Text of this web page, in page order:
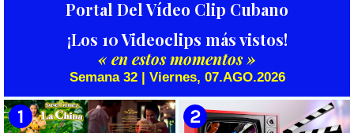
Portal Del Vídeo Clip Cubano
¡Los 10 Videoclips más vistos!
« en estos momentos »
Semana 32 | Viernes, 07.AGO.2026